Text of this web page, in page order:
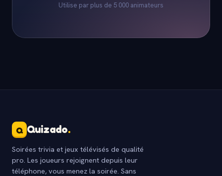
Utilise par plus de 5 000 animateurs
Q Quizado.
Soirées trivia et jeux télévisés de qualité
pro. Les joueurs rejoignent depuis leur
téléphone, vous menez la soirée. Sans